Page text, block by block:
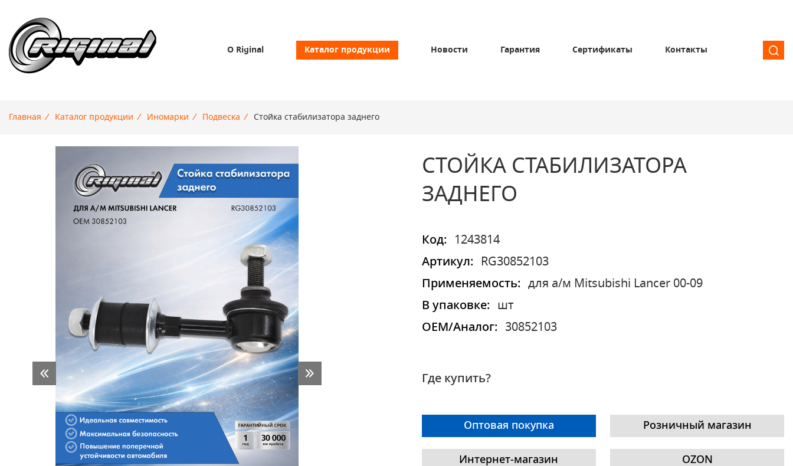
О Riginal Каталог продукции Новости Гарантия Сертификаты Контакты
Главная / Каталог продукции / Иномарки / Подвеска / Стойка стабилизатора заднего
СТОЙКА СТАБИЛИЗАТОРА
ЗАДНЕГО
Код:
1243814
Артикул:
RG30852103
Применяемость:
для а/м Mitsubishi Lancer 00-09
В упаковке:
шт
OEM/Аналог:
30852103
Где купить?
Оптовая покупка Розничный магазин
Интернет-магазин OZON